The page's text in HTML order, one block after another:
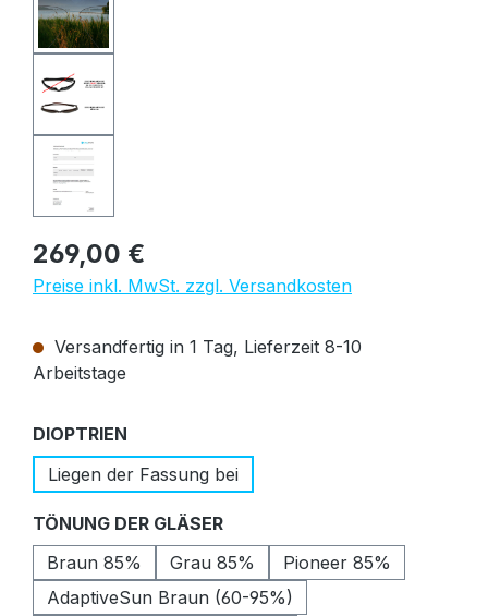
Regulärer Preis:
269,00 €
Preise inkl. MwSt. zzgl. Versandkosten
Versandfertig in 1 Tag, Lieferzeit 8-10
Arbeitstage
DIOPTRIEN
Liegen der Fassung bei
TÖNUNG DER GLÄSERauswählen
Braun 85%
Grau 85%
Pioneer 85%
AdaptiveSun Braun (60-95%)